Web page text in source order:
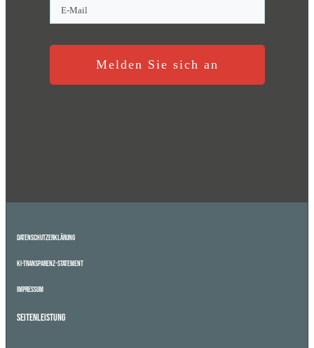
Melden Sie sich an
Datenschutzerklärung
KI-Transparenz-Statement
Impressum
Seitenleistung